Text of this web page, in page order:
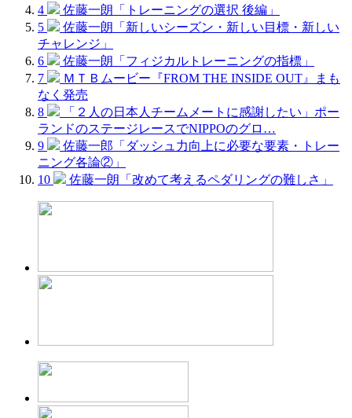
4
佐藤一朗「トレーニングの選択 後編」
5
佐藤一朗「新しいシーズン・新しい目標・新しい
チャレンジ」
6
佐藤一朗「フィジカルトレーニングの指標」
7
ＭＴＢムービー『FROM THE INSIDE OUT』まも
なく発売
8
「２人の日本人チームメートに感謝したい」ポー
ランドのステージレースでNIPPOのグロ…
9
佐藤一郎「ダッシュ力向上に必要な要素・トレー
ニング各論②」
10
佐藤一朗「改めて考えるペダリングの難しさ」